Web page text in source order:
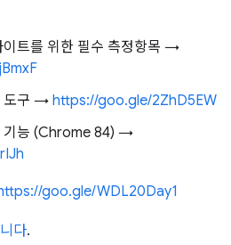
이트를 위한 필수 측정항목 →
도구 →https://goo.gle/2ZhD5EW
기능 (Chrome 84) →
goo.gle/WDL20Day1
다.